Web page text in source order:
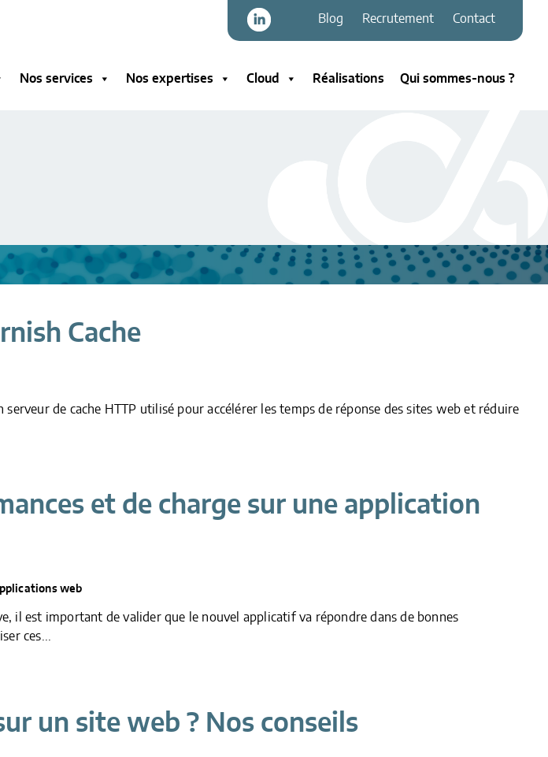
Blog Recrutement Contact
Nos services Nos expertises Cloud Réalisations Qui sommes-nous ?
Cache
serveur de cache HTTP utilisé pour accélérer les temps de réponse des sites web et réduire
et de charge sur une application
web
il est important de valider que le nouvel applicatif va répondre dans de bonnes
ces...
un site web ? Nos conseils